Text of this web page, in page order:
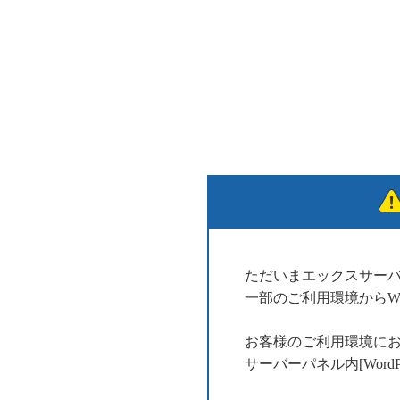
ただいまエックスサー
一部のご利用環境から
お客様のご利用環境に
サーバーパネル内